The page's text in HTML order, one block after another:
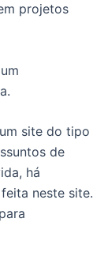
projetos
site do tipo
de
há
neste site.